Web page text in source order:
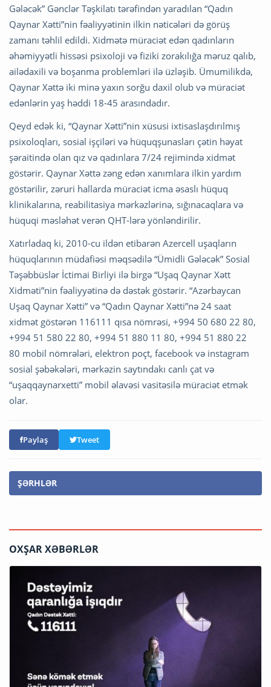
Gələcək” Gənclər Təşkilatı tərəfindən yaradılan “Qadın
Qaynar Xətti”nin fəaliyyətinin ilkin nəticələri də görüş
zamanı təhlil edildi. Xidmətə müraciət edən qadınların
əhəmiyyətli hissəsi psixoloji və fiziki zorakılığa məruz qalıb,
ailədaxili və boşanma problemləri ilə üzləşib. Ümumilikdə,
Qaynar Xəttə iki minə yaxın sorğu daxil olub və müraciət
edənlərin yaş həddi 18-45 arasındadır.
Qeyd edək ki, “Qaynar Xətti”nin xüsusi ixtisaslaşdırılmış
psixoloqları, sosial işçiləri və hüquqşunasları çətin həyat
şəraitində olan qız və qadınlara 7/24 rejimində xidmət
göstərir. Qaynar Xəttə zəng edən xanımlara ilkin yardım
göstərilir, zəruri hallarda müraciət icma əsaslı hüquq
klinikalarına, reabilitasiya mərkəzlərinə, sığınacaqlara və
hüquqi məsləhət verən QHT-lərə yönləndirilir.
Xatırladaq ki, 2010-cu ildən etibarən Azercell uşaqların
hüquqlarının müdafiəsi məqsədilə “Ümidli Gələcək” Sosial
Təşəbbüslər İctimai Birliyi ilə birgə “Uşaq Qaynar Xətt
Xidməti”nin fəaliyyətinə də dəstək göstərir. “Azərbaycan
Uşaq Qaynar Xətti” və “Qadın Qaynar Xətti”nə 24 saat
xidmət göstərən 116111 qısa nömrəsi, +994 50 680 22 80,
+994 51 580 22 80, +994 51 880 11 80, +994 51 880 22
80 mobil nömrələri, elektron poçt, facebook və instagram
sosial şəbəkələri, mərkəzin saytındakı canlı çat və
“uşaqqaynarxetti” mobil əlavəsi vasitəsilə müraciət etmək
olar.
Paylaş Tweet
ŞƏRHLƏR
OXŞAR XƏBƏRLƏR